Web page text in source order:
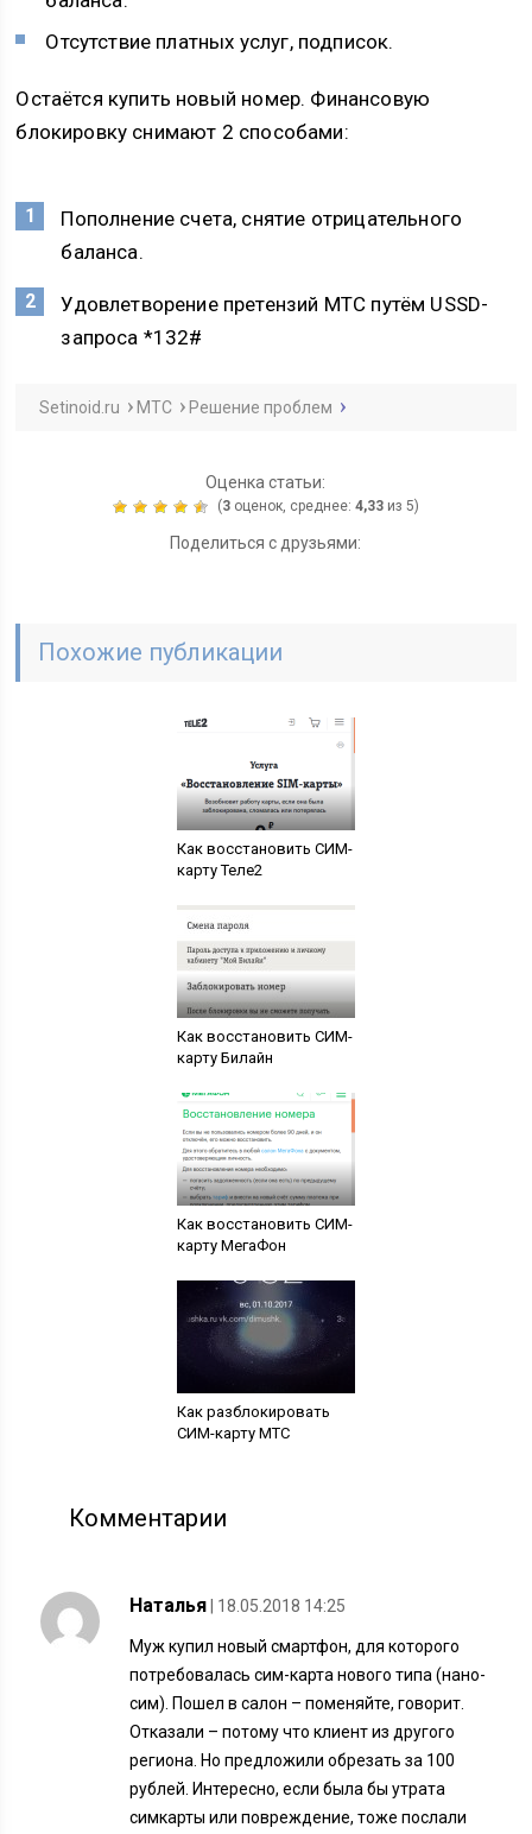
Отсутствие платных услуг, подписок.
Остаётся купить новый номер. Финансовую
блокировку снимают 2 способами:
Пополнение счета, снятие отрицательного
баланса.
Удовлетворение претензий МТС путём USSD-
запроса *132#
Setinoid.ru МТС Решение проблем
Оценка статьи:
(3оценок, среднее: 4,33из 5)
Поделиться с друзьями:
Похожие публикации
Как восстановить СИМ-
карту Теле2
Как восстановить СИМ-
карту Билайн
Как восстановить СИМ-
карту МегаФон
Как разблокировать
СИМ-карту МТС
Комментарии
Наталья | 18.05.2018 14:25
Муж купил новый смартфон, для которого
потребовалась сим-карта нового типа (нано-
сим). Пошел в салон – поменяйте, говорит.
Отказали – потому что клиент из другого
региона. Но предложили обрезать за 100
рублей. Интересно, если была бы утрата
симкарты или повреждение, тоже послали